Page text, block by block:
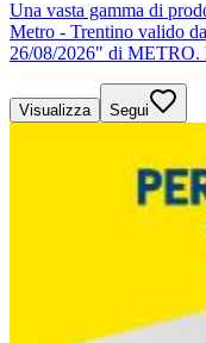
Una vasta gamma di
Metro - Trentino valido
26/08/2026" di METRO.
Visualizza Segui